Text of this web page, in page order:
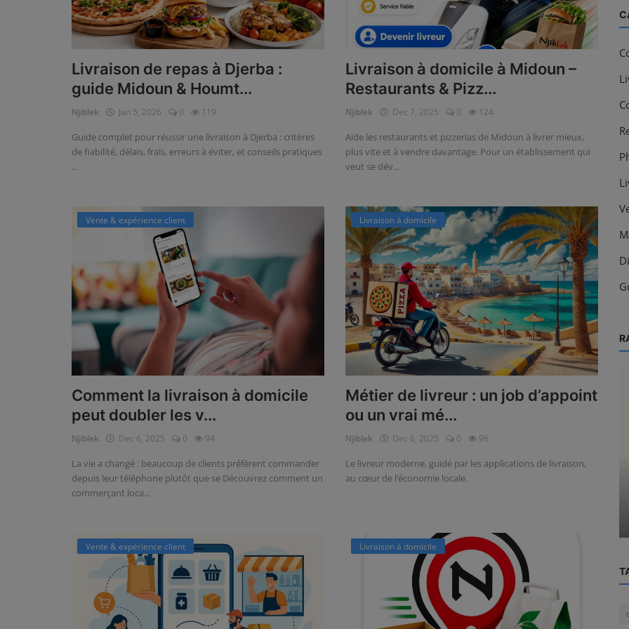
Livraison de repas à Djerba :
guide Midoun & Houmt...
Njiblek Jan 5, 2026 0 119
Guide complet pour réussir une livraison à Djerba : critères
de fiabilité, délais, frais, erreurs à éviter, et conseils pratiques
...
Livraison à domicile à Midoun –
Restaurants & Pizz...
Njiblek Dec 7, 2025 0 124
Aide les restaurants et pizzerias de Midoun à livrer mieux,
plus vite et à vendre davantage. Pour un établissement qui
veut se dév...
Vente & expérience client
Comment la livraison à domicile
peut doubler les v...
Njiblek Dec 6, 2025 0 94
La vie a changé : beaucoup de clients préfèrent commander
depuis leur téléphone plutôt que se Découvrez comment un
commerçant loca...
Livraison à domicile
Métier de livreur : un job d’appoint
ou un vrai mé...
Njiblek Dec 6, 2025 0 96
Le livreur moderne, guidé par les applications de livraison,
au cœur de l’économie locale.
Vente & expérience client Livraison à domicile
domicile peut
Commerce local
Comment développer son commerce
Livraison à domicile